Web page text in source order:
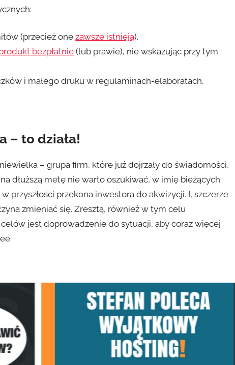
(przecież onezawsze istnieją).
bezpłatnie(lub prawie), nie wskazując przy tym
i małego druku w regulaminach-elaboratach.
– to działa!
– grupa firm, które już dojrzały do świadomości,
dłuższą metę nie warto oszukiwać, w imię bieżących
przyszłości przekona inwestora do akwizycji. I, szczerze
zmieniać się. Zresztą, również w tym celu
jest doprowadzenie do sytuacji, aby coraz więcej